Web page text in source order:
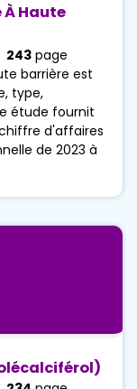
À Haute
243 page
barrière est
type,
étude fournit
d'affaires
de 2023 à